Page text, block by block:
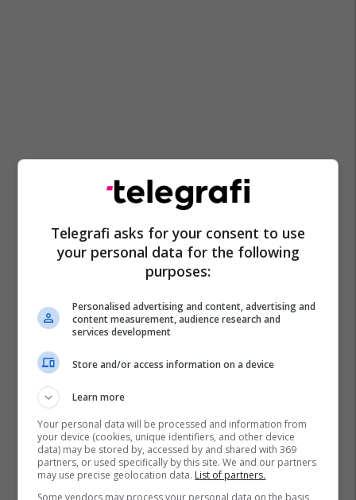
James Ward Prowse
Premier League
West Ham United
Telegrafi asks for your consent to use
your personal data for the following
purposes:
Personalised advertising and content, advertising and
content measurement, audience research and
services development
Store and/or access information on a device
Learn more
Your personal data will be processed and information from
your device (cookies, unique identifiers, and other device
data) may be stored by, accessed by and shared with 369
partners, or used specifically by this site. We and our partners
may use precise geolocation data. List of partners.
Some vendors may process your personal data on the basis